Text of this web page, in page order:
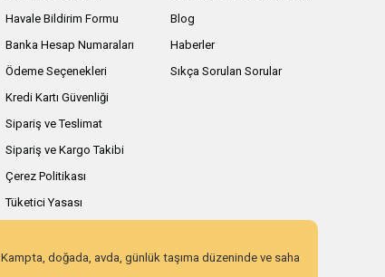
Havale Bildirim Formu
Banka Hesap Numaraları
Ödeme Seçenekleri
Kredi Kartı Güvenliği
Sipariş ve Teslimat
Sipariş ve Kargo Takibi
Çerez Politikası
Tüketici Yasası
Blog
Haberler
Sıkça Sorulan Sorular
doğada, avda, günlük taşıma düzeninde ve saha